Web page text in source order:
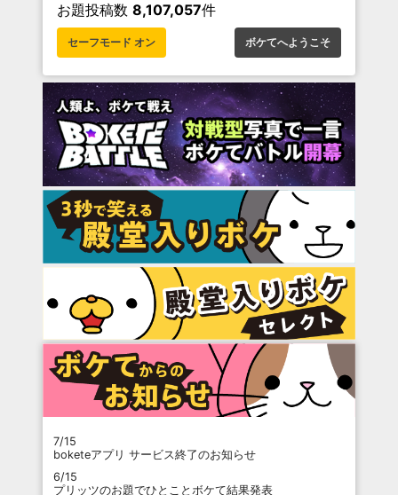
お題投稿数 8,107,057件
セーフモード オン ボケてへようこそ
7/15
boketeアプリ サービス終了のお知らせ
6/15
プリッツのお題でひとことボケて結果発表